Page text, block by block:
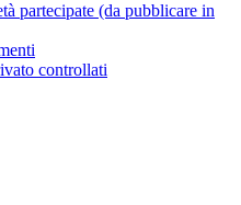
partecipate (da pubblicare in
controllati